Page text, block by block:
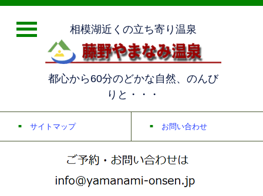
相模湖近くの立ち寄り温泉
都心から60分のどかな自然、のんび
りと・・・
サイトマップ お問い合わせ